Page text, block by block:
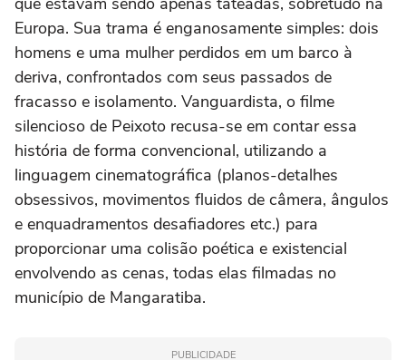
Europa. Sua trama é enganosamente simples: dois
homens e uma mulher perdidos em um barco à
deriva, confrontados com seus passados de
fracasso e isolamento. Vanguardista, o filme
silencioso de Peixoto recusa-se em contar essa
história de forma convencional, utilizando a
linguagem cinematográfica (planos-detalhes
obsessivos, movimentos fluidos de câmera, ângulos
e enquadramentos desafiadores etc.) para
proporcionar uma colisão poética e existencial
envolvendo as cenas, todas elas filmadas no
município de Mangaratiba.
PUBLICIDADE